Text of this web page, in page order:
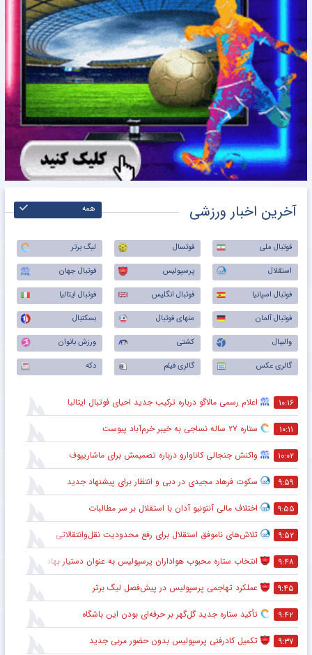
آخرین اخبار ورزشی همه
فوتبال ملی فوتسال
لیگ برتر
استقلال
پرسپولیس
فوتبال جهان
فوتبال اسپانیا
فوتبال انگلیس
فوتبال ایتالیا
فوتبال آلمان
منهای فوتبال
بسکتبال
والیبال
کشتی
ورزش بانوان
گالری عکس
گالری فیلم دکه
۱۰:۱۶ اعلام رسمی مالاگو درباره ترکیب جدید احیای فوتبال ایتالیا
۱۰:۱۱ ستاره ۲۷ ساله نساجی به خیبر خرم‌آباد پیوست
۱۰:۰۲ واکنش جنجالی کاناوارو درباره تصمیمش برای ماشاریپوف
۹:۵۹ سکوت فرهاد مجیدی در دبی و انتظار برای پیشنهاد جدید
۹:۵۵ اختلاف مالی آنتونیو آدان با استقلال بر سر مطالبات
۹:۵۲ تلاش‌های ناموفق استقلال برای رفع محدودیت نقل‌وانتقالاتی
۹:۴۸ انتخاب ستاره محبوب هواداران پرسپولیس به عنوان دستیار بهادر عبدی
۹:۴۵ عملکرد تهاجمی پرسپولیس در پیش‌فصل لیگ برتر
۹:۴۲ تأکید ستاره جدید گل‌گهر بر حرفه‌ای بودن این باشگاه
۹:۳۷ تکمیل کادرفنی پرسپولیس بدون حضور مربی جدید